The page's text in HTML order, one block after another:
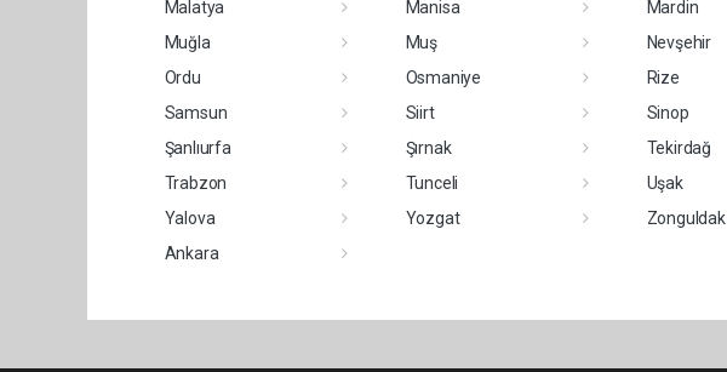
Malatya
Manisa Mardin
Muğla
Muş Nevşehir
Ordu
Osmaniye Rize
Samsun
Siirt Sinop
Şanlıurfa
Şırnak Tekirdağ
Trabzon
Tunceli Uşak
Yalova
Yozgat Zonguldak
Ankara